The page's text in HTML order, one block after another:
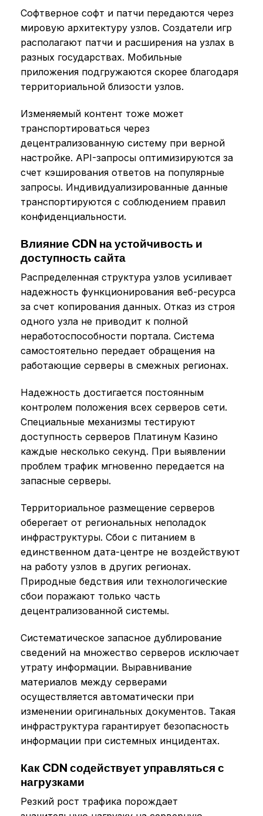
Софтверное софт и патчи передаются через
мировую архитектуру узлов. Создатели игр
располагают патчи и расширения на узлах в
разных государствах. Мобильные
приложения подгружаются скорее благодаря
территориальной близости узлов.
Изменяемый контент тоже может
транспортироваться через
децентрализованную систему при верной
настройке. API-запросы оптимизируются за
счет кэширования ответов на популярные
запросы. Индивидуализированные данные
транспортируются с соблюдением правил
конфиденциальности.
Влияние CDN на устойчивость и
доступность сайта
Распределенная структура узлов усиливает
надежность функционирования веб-ресурса
за счет копирования данных. Отказ из строя
одного узла не приводит к полной
неработоспособности портала. Система
самостоятельно передает обращения на
работающие серверы в смежных регионах.
Надежность достигается постоянным
контролем положения всех серверов сети.
Специальные механизмы тестируют
доступность серверов Платинум Казино
каждые несколько секунд. При выявлении
проблем трафик мгновенно передается на
запасные серверы.
Территориальное размещение серверов
оберегает от региональных неполадок
инфраструктуры. Сбои с питанием в
единственном дата-центре не воздействуют
на работу узлов в других регионах.
Природные бедствия или технологические
сбои поражают только часть
децентрализованной системы.
Систематическое запасное дублирование
сведений на множество серверов исключает
утрату информации. Выравнивание
материалов между серверами
осуществляется автоматически при
изменении оригинальных документов. Такая
инфраструктура гарантирует безопасность
информации при системных инцидентах.
Как CDN содействует управляться с
нагрузками
Резкий рост трафика порождает